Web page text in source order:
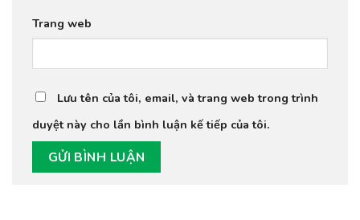
Trang web
Lưu tên của tôi, email, và trang web trong trình
duyệt này cho lần bình luận kế tiếp của tôi.